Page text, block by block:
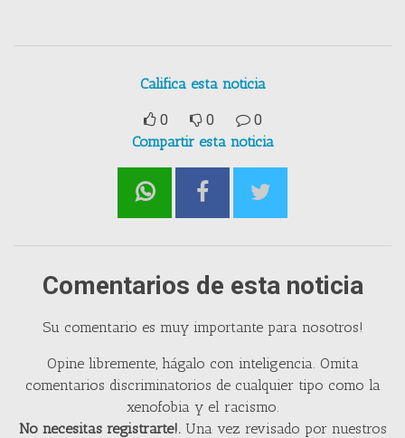
Califica esta noticia
0 0
0
Compartir esta noticia
Comentarios de esta noticia
Su comentario es muy importante para nosotros!
Opine libremente, hágalo con inteligencia. Omita
comentarios discriminatorios de cualquier tipo como la
xenofobia y el racismo.
No necesitas registrarte!.Una vez revisado por nuestros